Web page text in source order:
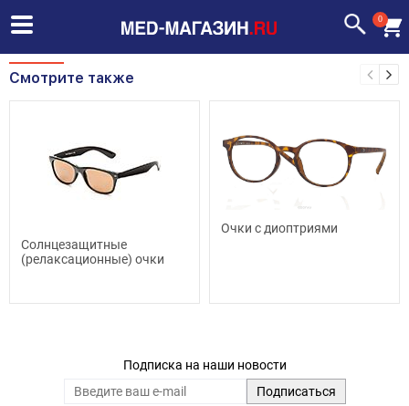
0
Смотрите также
Солнцезащитные
(релаксационные) очки
Очки с диоптриями
Подписка на наши новости